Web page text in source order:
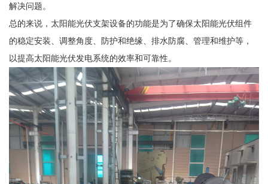
解决问题。
总的来说，太阳能光伏支架设备的功能是为了确保太阳能光伏组件
的稳定安装、调整角度、防护和绝缘、排水防腐、管理和维护等，
以提高太阳能光伏发电系统的效率和可靠性。